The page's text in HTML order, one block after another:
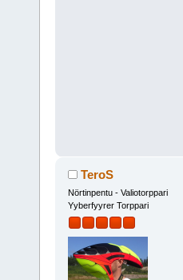
TeroS
Nörtinpentu - Valiotorppari
Yyberfyyrer Torppari